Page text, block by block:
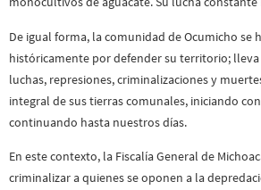
De igual forma, la comunidad de Ocumicho se
históricamente por defender su territorio;
luchas, represiones, criminalizaciones y
integral de sus tierras comunales, iniciando
continuando hasta nuestros días.
En este contexto, la Fiscalía General de
criminalizar a quienes se oponen a la